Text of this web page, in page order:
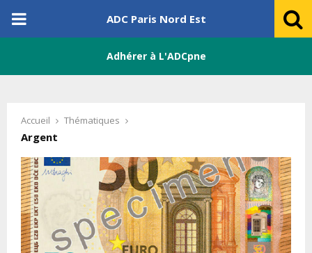
PRIMARY
ADC Paris Nord Est
Adhérer à L'ADCpne
Accueil Thématiques
Argent